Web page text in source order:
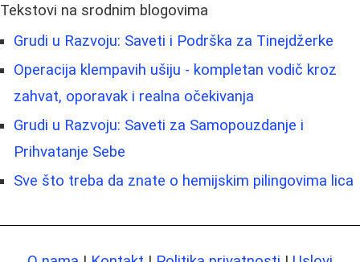
Tekstovi na srodnim blogovima
Grudi u Razvoju: Saveti i Podrška za Tinejdžerke
Operacija klempavih ušiju - kompletan vodič kroz
zahvat, oporavak i realna očekivanja
Grudi u Razvoju: Saveti za Samopouzdanje i
Prihvatanje Sebe
Sve što treba da znate o hemijskim pilingovima lica